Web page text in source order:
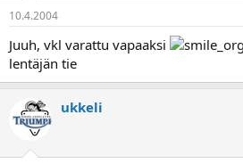
10.4.2004
Juuh, vkl varattu vapaaksi
lentäjän tie
ukkeli